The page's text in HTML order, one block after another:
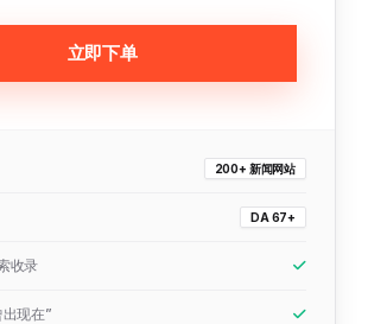
立即下单
200+ 新闻网站
DA 67+
收录
现在”